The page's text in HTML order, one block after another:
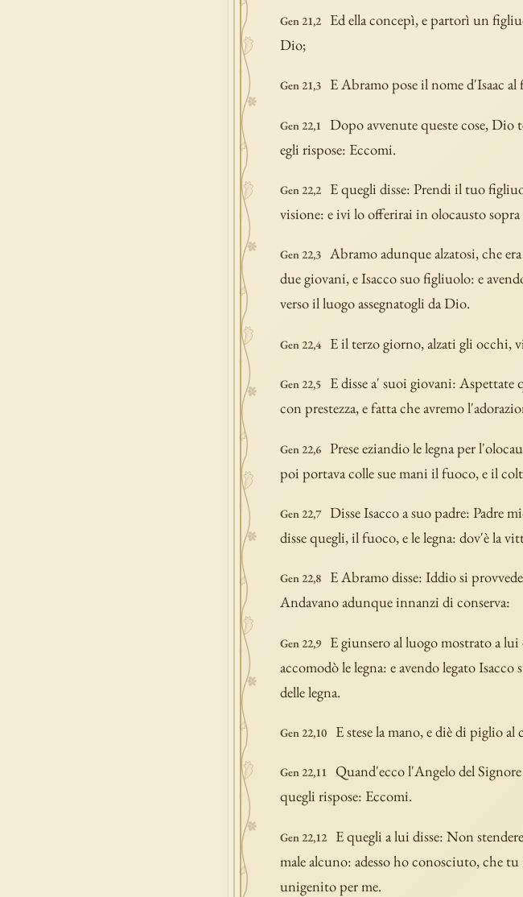
Gen 21,2
Ed ella concepì, e partorì un
Dio;
Gen 21,3 E Abramo pose il nome d'Isaac
Gen 22,1
Dopo avvenute queste cose,
egli rispose: Eccomi.
Gen 22,2
E quegli disse: Prendi il tuo
visione: e ivi lo offerirai in olocausto
Gen 22,3 Abramo adunque alzatosi, che
due giovani, e Isacco suo figliuolo: e
verso il luogo assegnatogli da Dio.
Gen 22,4 E il terzo giorno, alzati gli occhi,
Gen 22,5
E disse a' suoi giovani:
con prestezza, e fatta che avremo
Gen 22,6 Prese eziandio le legna per
poi portava colle sue mani il fuoco, e il
Gen 22,7 Disse Isacco a suo padre: Padre
disse quegli, il fuoco, e le legna: dov'è la
Gen 22,8
E Abramo disse: Iddio si
Andavano adunque innanzi di conserva:
Gen 22,9
E giunsero al luogo mostrato a
accomodò le legna: e avendo legato
delle legna.
Gen 22,10 E stese la mano, e diè di piglio
Gen 22,11 Quand'ecco l'Angelo del
quegli rispose: Eccomi.
Gen 22,12
E quegli a lui disse: Non
male alcuno: adesso ho conosciuto, che
unigenito per me.